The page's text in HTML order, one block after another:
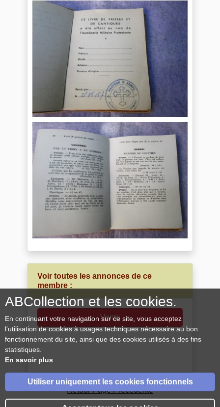
Voir toutes les annonces de ce
membre :
Vente
Retour Page Précédente
ABCollection et les cookies.
En continuant votre navigation sur ce site, vous acceptez
l'utilisation de cookies à usages techniques nécessaire au bon
fonctionnement du site, ainsi que des cookies utilisés à des fins
statistiques.
En savoir plus
Utiliser uniquement les cookies fonctionnels